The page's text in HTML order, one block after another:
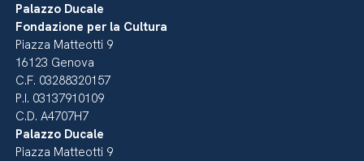
Palazzo Ducale
Fondazione per la Cultura
Piazza Matteotti 9
16123 Genova
C.F. 03288320157
P.I. 03137910109
C.D. A4707H7
Palazzo Ducale
Piazza Matteotti 9